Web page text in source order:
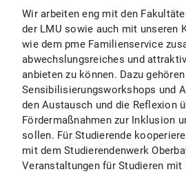
Wir arbeiten eng mit den
der LMU sowie auch mit unseren
wie dem pme Familienservice
abwechslungsreiches und
anbieten zu können. Dazu
Sensibilisierungsworkshops und
den Austausch und die Reflexion
Fördermaßnahmen zur Inklusion
sollen. Für Studierende
mit dem Studierendenwerk
Veranstaltungen für Studieren mit